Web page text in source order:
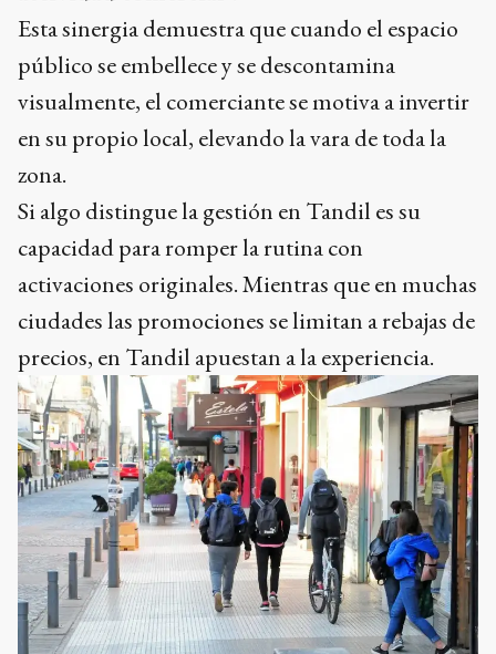
Esta sinergia demuestra que cuando el espacio
público se embellece y se descontamina
visualmente, el comerciante se motiva a invertir
en su propio local, elevando la vara de toda la
zona.
Si algo distingue la gestión en Tandil es su
capacidad para romper la rutina con
activaciones originales. Mientras que en muchas
ciudades las promociones se limitan a rebajas de
precios, en Tandil apuestan a la experiencia.